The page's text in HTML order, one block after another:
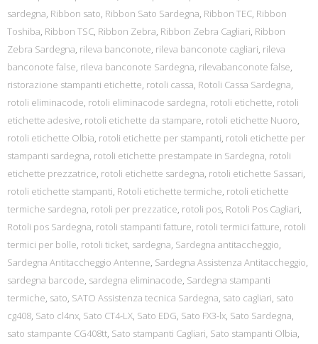
sardegna, Ribbon sato, Ribbon Sato Sardegna, Ribbon TEC, Ribbon
Toshiba, Ribbon TSC, Ribbon Zebra, Ribbon Zebra Cagliari, Ribbon
Zebra Sardegna, rileva banconote, rileva banconote cagliari, rileva
banconote false, rileva banconote Sardegna, rilevabanconote false,
ristorazione stampanti etichette, rotoli cassa, Rotoli Cassa Sardegna,
rotoli eliminacode, rotoli eliminacode sardegna, rotoli etichette, rotoli
etichette adesive, rotoli etichette da stampare, rotoli etichette Nuoro,
rotoli etichette Olbia, rotoli etichette per stampanti, rotoli etichette per
stampanti sardegna, rotoli etichette prestampate in Sardegna, rotoli
etichette prezzatrice, rotoli etichette sardegna, rotoli etichette Sassari,
rotoli etichette stampanti, Rotoli etichette termiche, rotoli etichette
termiche sardegna, rotoli per prezzatice, rotoli pos, Rotoli Pos Cagliari,
Rotoli pos Sardegna, rotoli stampanti fatture, rotoli termici fatture, rotoli
termici per bolle, rotoli ticket, sardegna, Sardegna antitaccheggio,
Sardegna Antitaccheggio Antenne, Sardegna Assistenza Antitaccheggio,
sardegna barcode, sardegna eliminacode, Sardegna stampanti
termiche, sato, SATO Assistenza tecnica Sardegna, sato cagliari, sato
cg408, Sato cl4nx, Sato CT4-LX, Sato EDG, Sato FX3-lx, Sato Sardegna,
sato stampante CG408tt, Sato stampanti Cagliari, Sato stampanti Olbia,